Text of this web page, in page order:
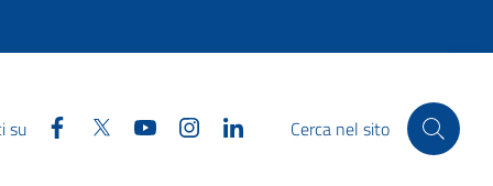
su Facebook
Twitter YouTube InstagramLinkedinCerca nel sito